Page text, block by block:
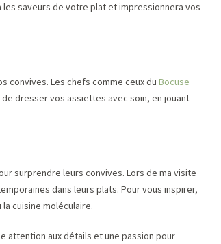
saveurs de votre plat et impressionnera vos
convives. Les chefs comme ceux du Bocuse
dresser vos assiettes avec soin, en jouant
surprendre leurs convives. Lors de ma visite
dans leurs plats. Pour vous inspirer,
cuisine moléculaire.
attention aux détails et une passion pour